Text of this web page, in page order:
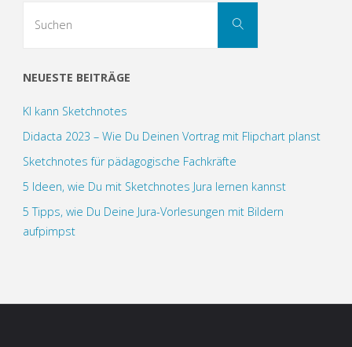
Suchen
NEUESTE BEITRÄGE
KI kann Sketchnotes
Didacta 2023 – Wie Du Deinen Vortrag mit Flipchart planst
Sketchnotes für pädagogische Fachkräfte
5 Ideen, wie Du mit Sketchnotes Jura lernen kannst
5 Tipps, wie Du Deine Jura-Vorlesungen mit Bildern
aufpimpst